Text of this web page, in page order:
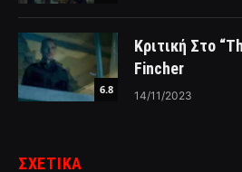
6.8
Κριτική Στο
Fincher
14/11/2023
ΣΧΕΤΙΚΑ